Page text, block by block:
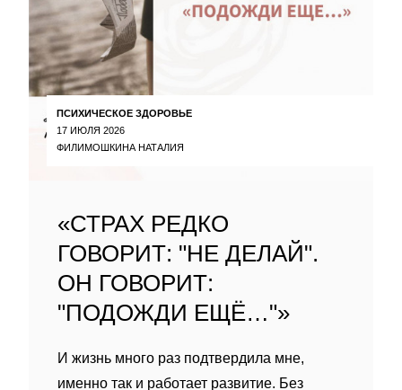
ПСИХИЧЕСКОЕ ЗДОРОВЬЕ
17 ИЮЛЯ 2026
ФИЛИМОШКИНА НАТАЛИЯ
«СТРАХ РЕДКО
ГОВОРИТ: "НЕ ДЕЛАЙ".
ОН ГОВОРИТ:
"ПОДОЖДИ ЕЩЁ…"»
И жизнь много раз подтвердила мне,
именно так и работает развитие. Без